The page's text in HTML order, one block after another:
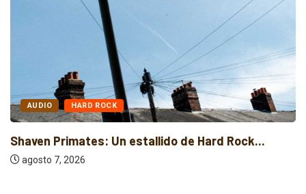
AUDIO HARD ROCK
Shaven Primates: Un estallido de Hard Rock...
agosto 7, 2026